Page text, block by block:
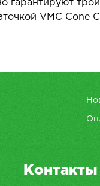
гарантируют
VМС Соnе
Контакты